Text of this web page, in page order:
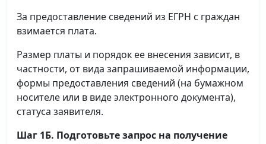
За предоставление сведений из ЕГРН с граждан
взимается плата.
Размер платы и порядок ее внесения зависит, в
частности, от вида запрашиваемой информации,
формы предоставления сведений (на бумажном
носителе или в виде электронного документа),
статуса заявителя.
Шаг 1Б. Подготовьте запрос на получение